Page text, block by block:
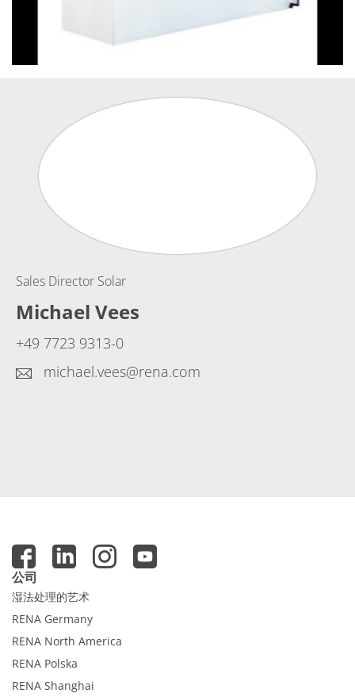
Sales Director Solar
Michael Vees
+49 7723 9313-0
michael.vees@rena.com
公司
湿法处理的艺术
RENA Germany
RENA North America
RENA Polska
RENA Shanghai